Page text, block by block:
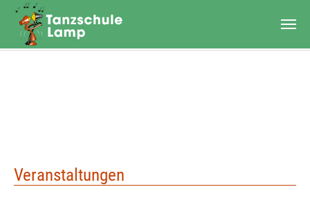
Veranstaltungen